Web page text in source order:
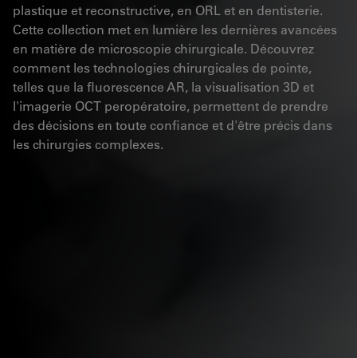
plastique et reconstructive, en ORL et en dentisterie.
Cette collection met en lumière les dernières avancées
en matière de microscopie chirurgicale. Découvrez
comment les technologies chirurgicales de pointe,
telles que la fluorescence AR, la visualisation 3D et
l'imagerie OCT peropératoire, permettent de prendre
des décisions en toute confiance et d'être précis dans
les chirurgies complexes.